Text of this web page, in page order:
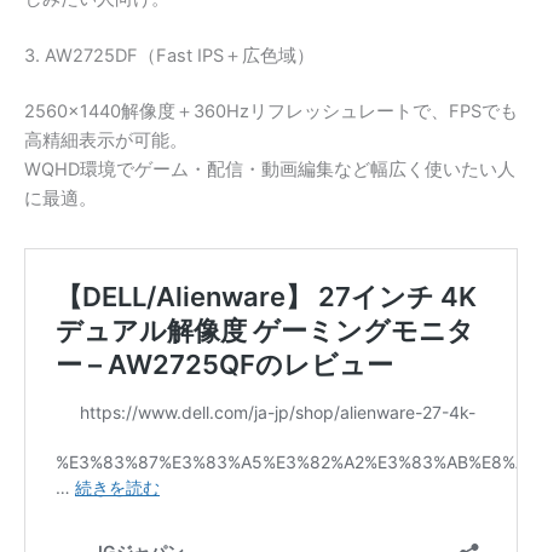
3. AW2725DF（Fast IPS＋広色域）
2560×1440解像度＋360Hzリフレッシュレートで、FPSでも
高精細表示が可能。
WQHD環境でゲーム・配信・動画編集など幅広く使いたい人
に最適。